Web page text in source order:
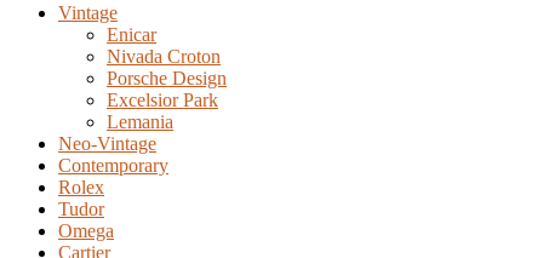
Vintage
Enicar
Nivada Croton
Porsche Design
Excelsior Park
Lemania
Neo-Vintage
Contemporary
Rolex
Tudor
Omega
Cartier